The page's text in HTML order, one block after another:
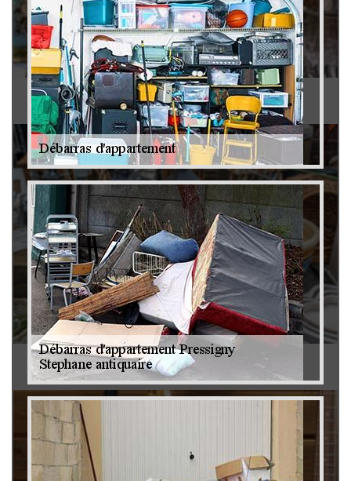
Antiquaire 79
Brocanteur 79